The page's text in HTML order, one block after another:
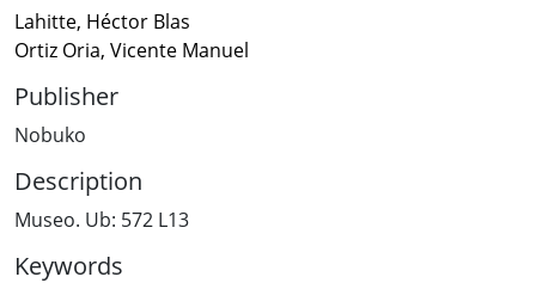
Lahitte, Héctor Blas
Ortiz Oria, Vicente Manuel
Publisher
Nobuko
Description
Museo. Ub: 572 L13
Keywords